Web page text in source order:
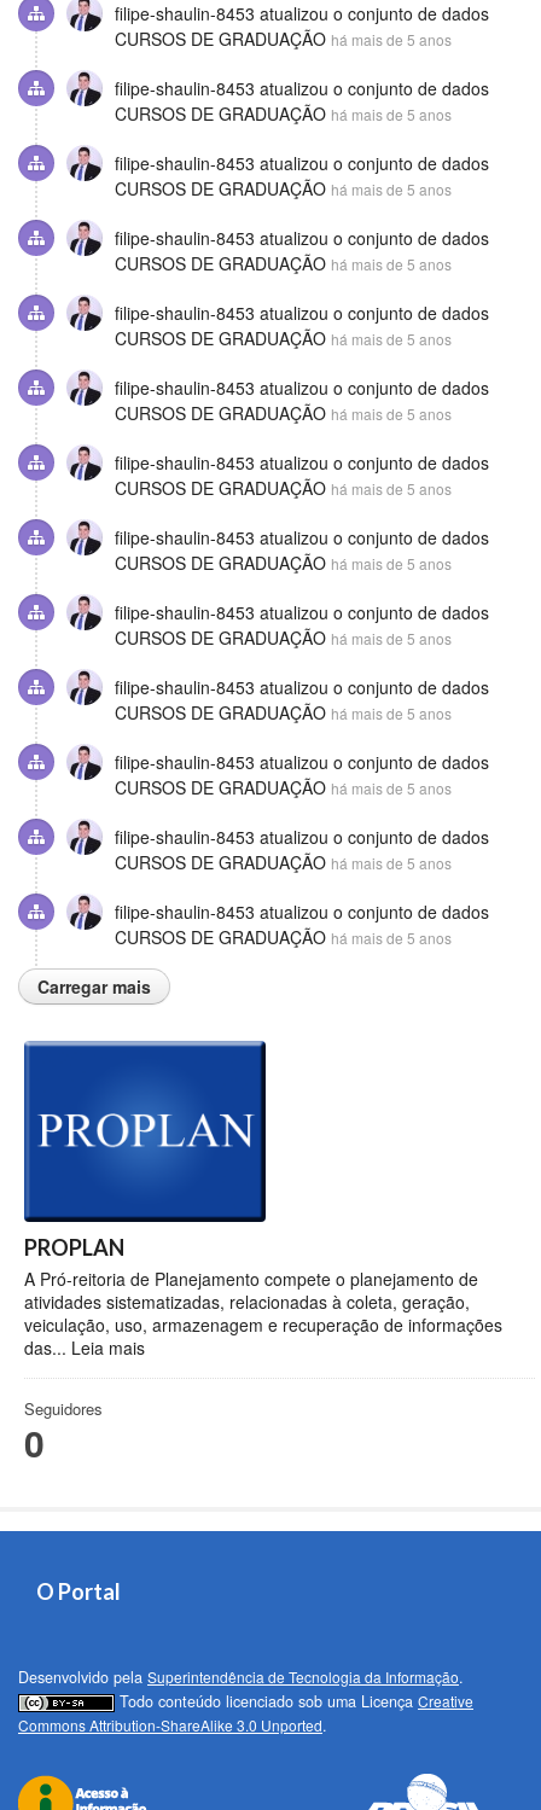
filipe-shaulin-8453 atualizou o conjunto de dados
CURSOS DE GRADUAÇÃO há mais de 5 anos
filipe-shaulin-8453 atualizou o conjunto de dados
CURSOS DE GRADUAÇÃO há mais de 5 anos
filipe-shaulin-8453 atualizou o conjunto de dados
CURSOS DE GRADUAÇÃO há mais de 5 anos
filipe-shaulin-8453 atualizou o conjunto de dados
CURSOS DE GRADUAÇÃO há mais de 5 anos
filipe-shaulin-8453 atualizou o conjunto de dados
CURSOS DE GRADUAÇÃO há mais de 5 anos
filipe-shaulin-8453 atualizou o conjunto de dados
CURSOS DE GRADUAÇÃO há mais de 5 anos
filipe-shaulin-8453 atualizou o conjunto de dados
CURSOS DE GRADUAÇÃO há mais de 5 anos
filipe-shaulin-8453 atualizou o conjunto de dados
CURSOS DE GRADUAÇÃO há mais de 5 anos
filipe-shaulin-8453 atualizou o conjunto de dados
CURSOS DE GRADUAÇÃO há mais de 5 anos
filipe-shaulin-8453 atualizou o conjunto de dados
CURSOS DE GRADUAÇÃO há mais de 5 anos
filipe-shaulin-8453 atualizou o conjunto de dados
CURSOS DE GRADUAÇÃO há mais de 5 anos
filipe-shaulin-8453 atualizou o conjunto de dados
CURSOS DE GRADUAÇÃO há mais de 5 anos
filipe-shaulin-8453 atualizou o conjunto de dados
CURSOS DE GRADUAÇÃO há mais de 5 anos
Carregar mais
PROPLAN
A Pró-reitoria de Planejamento compete o planejamento de
atividades sistematizadas, relacionadas à coleta, geração,
veiculação, uso, armazenagem e recuperação de informações
das... Leia mais
Seguidores
0
O Portal
Desenvolvido pela Superintendência de Tecnologia da Informação.
Todo conteúdo licenciado sob uma Licença Creative
Commons Attribution-ShareAlike 3.0 Unported.